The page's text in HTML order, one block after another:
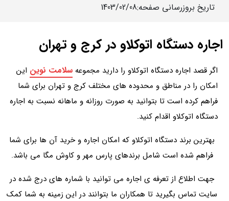
تاریخ بروزرسانی صفحه:1403/02/08
اجاره دستگاه اتوکلاو در کرج و تهران
اگر قصد اجاره دستگاه اتوکلاو را دارید مجموعه سلامت نوین این
امکان را در مناطق و محدوده های مختلف کرج و تهران برای شما
فراهم کرده است تا بتوانید به صورت روزانه و ماهانه نسبت به اجاره
دستگاه اتوکلاو اقدام کنید.
بهترین برند دستگاه اتوکلاو که امکان اجاره و خرید آن ها برای شما
فراهم شده است شامل برندهای پارس مهر و کاوش مگا می باشد.
جهت اطلاع از تعرفه ی اجاره می توانید با شماره های درج شده در
سایت تماس بگیرید تا همکاران ما بتوانند در این زمینه به شما کمک